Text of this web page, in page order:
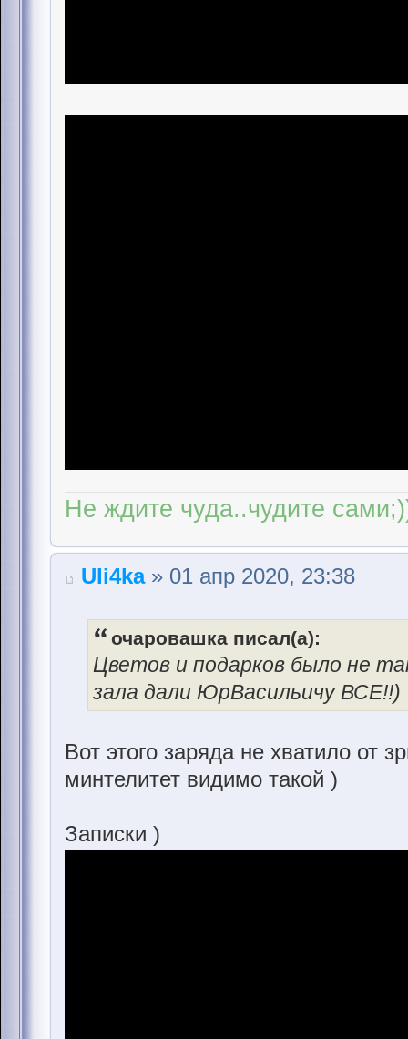
Не ждите чуда..чудите
Uli4ka» 01 апр 2020, 23:38
очаровашка писал(а):
Цветов и подарков было не
зала дали ЮрВасильичу ВСЕ!!)
Вот этого заряда не хватило от
минтелитет видимо такой )
Записки )